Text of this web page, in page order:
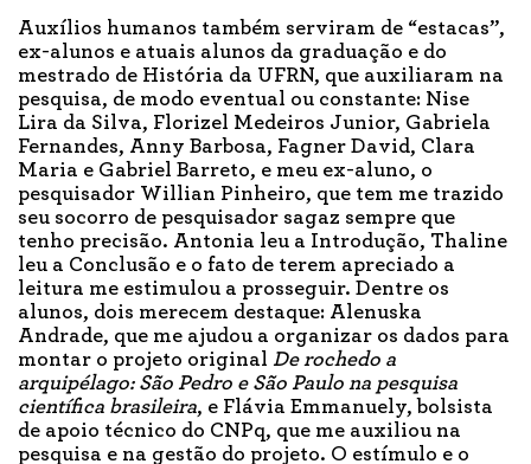
Auxílios humanos também serviram de “estacas”,
ex-alunos e atuais alunos da graduação e do
mestrado de História da UFRN, que auxiliaram na
pesquisa, de modo eventual ou constante: Nise
Lira da Silva, Florizel Medeiros Junior, Gabriela
Fernandes, Anny Barbosa, Fagner David, Clara
Maria e Gabriel Barreto, e meu ex-aluno, o
pesquisador Willian Pinheiro, que tem me trazido
seu socorro de pesquisador sagaz sempre que
tenho precisão. Antonia leu a Introdução, Thaline
leu a Conclusão e o fato de terem apreciado a
leitura me estimulou a prosseguir. Dentre os
alunos, dois merecem destaque: Alenuska
Andrade, que me ajudou a organizar os dados para
montar o projeto original De rochedo a
arquipélago: São Pedro e São Paulo na pesquisa
científica brasileira, e Flávia Emmanuely, bolsista
de apoio técnico do CNPq, que me auxiliou na
pesquisa e na gestão do projeto. O estímulo e o